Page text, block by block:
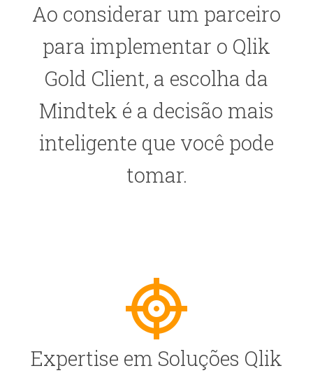
Ao considerar um parceiro
para implementar o Qlik
Gold Client, a escolha da
Mindtek é a decisão mais
inteligente que você pode
tomar.
Expertise em Soluções Qlik